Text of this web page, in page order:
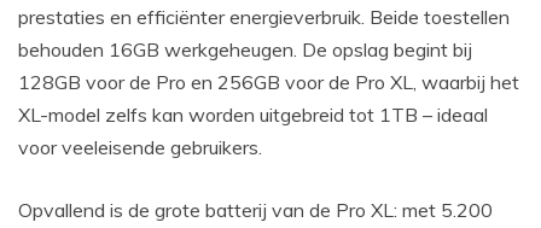
prestaties en efficiënter energieverbruik. Beide toestellen
behouden 16GB werkgeheugen. De opslag begint bij
128GB voor de Pro en 256GB voor de Pro XL, waarbij het
XL-model zelfs kan worden uitgebreid tot 1TB – ideaal
voor veeleisende gebruikers.
Opvallend is de grote batterij van de Pro XL: met 5.200